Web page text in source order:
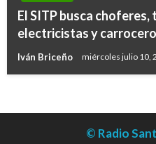
El SITP busca
electricistas y
Iván Briceño miércoles julio 10,
© Radio